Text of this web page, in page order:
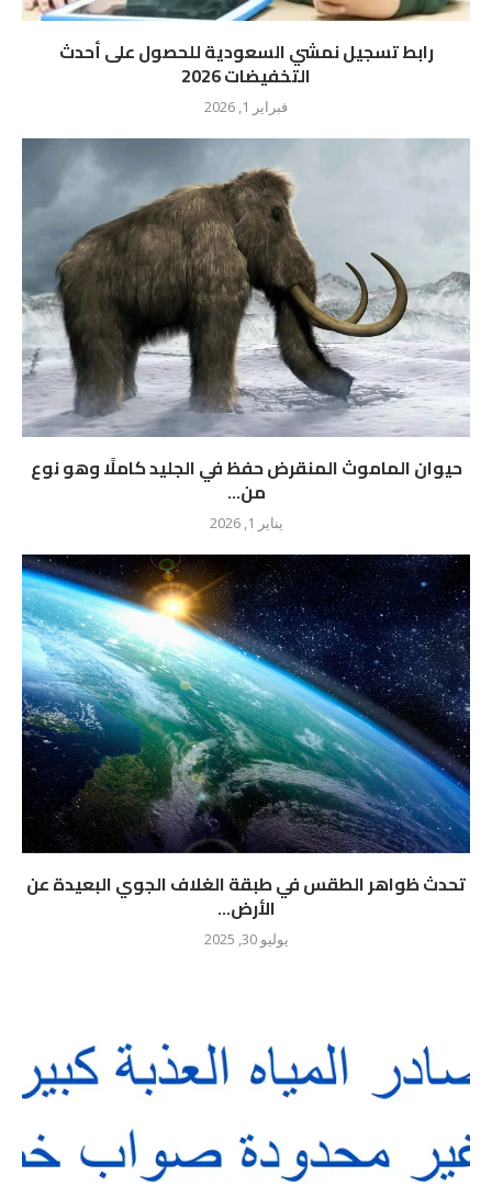
رابط تسجيل نمشي السعودية للحصول على أحدث
التخفيضات 2026
فبراير 1, 2026
حيوان الماموث المنقرض حفظ في الجليد كاملًا وهو نوع
من...
يناير 1, 2026
تحدث ظواهر الطقس في طبقة الغلاف الجوي البعيدة عن
الأرض...
يوليو 30, 2025